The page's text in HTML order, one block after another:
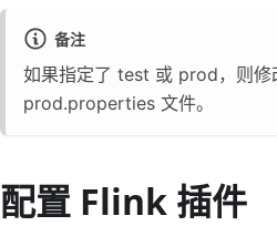
备注
如果指定了 test 或 prod，则
prod.properties 文件。
配置 Flink 插件